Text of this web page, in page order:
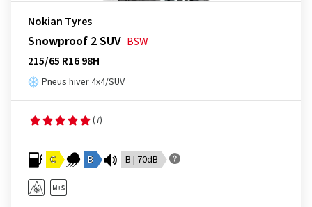
Nokian Tyres
Snowproof 2 SUV BSW
215/65 R16 98H
Pneus hiver 4x4/SUV
(7)
C B B | 70dB